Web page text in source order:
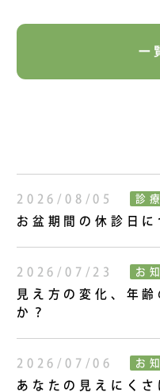
一
2026/08/05 診
お盆期間の休診日に
2026/07/23 お
見え方の変化、年
か？
2026/07/06 お
あなたの見えにくさ